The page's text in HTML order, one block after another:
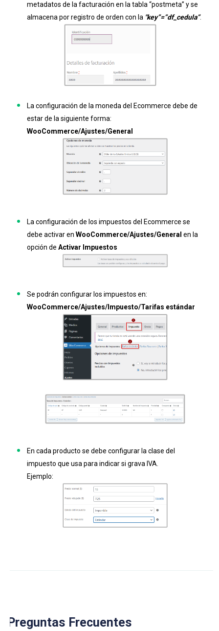
metadatos de la facturación en la tabla “postmeta” y se
almacena por registro de orden con la "key”=”df_cedula”.
La configuración de la moneda del Ecommerce debe de
estar de la siguiente forma:
WooCommerce/Ajustes/General
La configuración de los impuestos del Ecommerce se
debe activar en WooCommerce/Ajustes/General en la
opción de Activar Impuestos
Se podrán configurar los impuestos en:
WooCommerce/Ajustes/Impuesto/Tarifas estándar
En cada producto se debe configurar la clase del
impuesto que usa para indicar si grava IVA.
Ejemplo:
Preguntas Frecuentes